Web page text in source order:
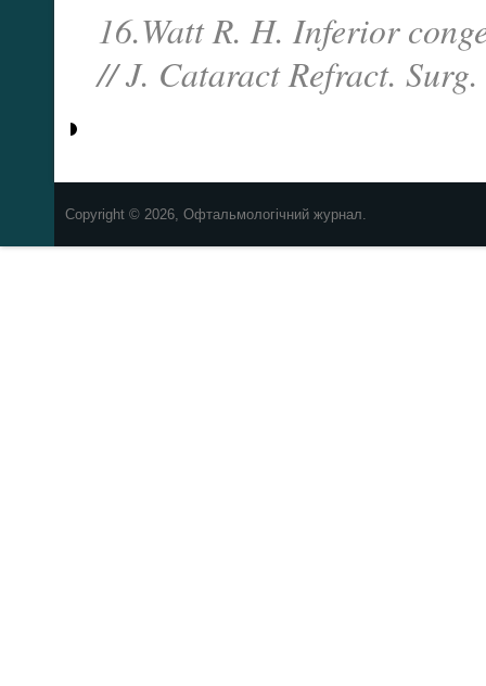
16.Watt R. H. Inferior
// J. Cataract Refract.
Copyright © 2026, Офтальмологічний журнал.